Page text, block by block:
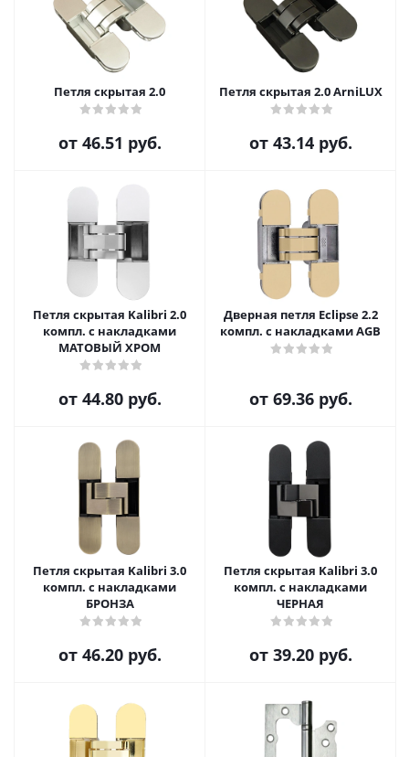
Петля скрытая 2.0
от 46.51 руб.
Петля скрытая 2.0 ArniLUX
от 43.14 руб.
Петля скрытая Kalibri 2.0
компл. с накладками
МАТОВЫЙ ХРОМ
от 44.80 руб.
Дверная петля Eclipse 2.2
компл. с накладками AGB
от 69.36 руб.
Петля скрытая Kalibri 3.0
компл. с накладками
БРОНЗА
от 46.20 руб.
Петля скрытая Kalibri 3.0
компл. с накладками
ЧЕРНАЯ
от 39.20 руб.